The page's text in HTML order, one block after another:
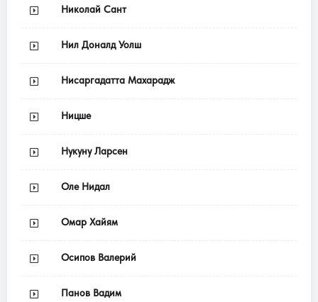
Николай Сант
Нил Доналд Уолш
Нисаргадатта Махарадж
Ницше
Нукуну Ларсен
Оле Нидал
Омар Хайям
Осипов Валерий
Панов Вадим